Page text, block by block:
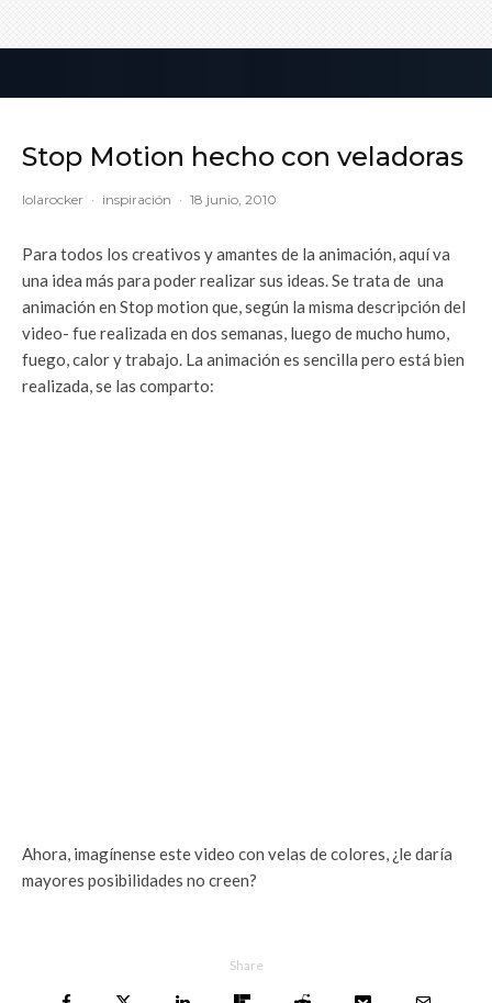
Stop Motion hecho con veladoras
lolarocker · inspiración · 18 junio, 2010
Para todos los creativos y amantes de la animación, aquí va
una idea más para poder realizar sus ideas. Se trata de una
animación en Stop motion que, según la misma descripción del
video- fue realizada en dos semanas, luego de mucho humo,
fuego, calor y trabajo. La animación es sencilla pero está bien
realizada, se las comparto:
Ahora, imagínense este video con velas de colores, ¿le daría
mayores posibilidades no creen?
Share